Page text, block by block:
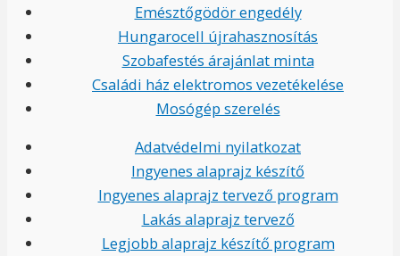
Emésztőgödör engedély
Hungarocell újrahasznosítás
Szobafestés árajánlat minta
Családi ház elektromos vezetékelése
Mosógép szerelés
Adatvédelmi nyilatkozat
Ingyenes alaprajz készítő
Ingyenes alaprajz tervező program
Lakás alaprajz tervező
Legjobb alaprajz készítő program